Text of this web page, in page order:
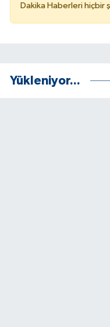
Dakika Haberleri hiçbir
Yükleniyor...